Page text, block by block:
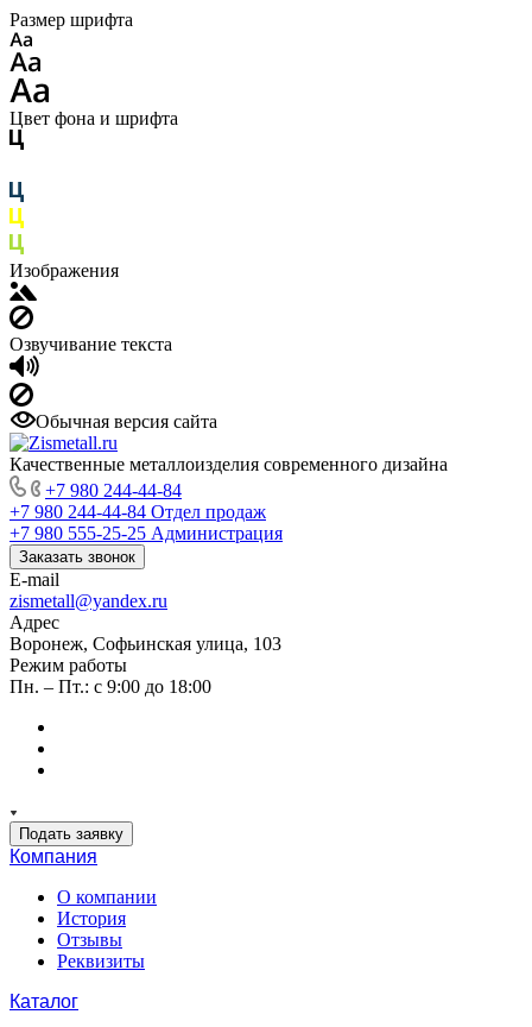
Размер шрифта
Цвет фона и шрифта
Изображения
Озвучивание текста
Обычная версия сайта
Качественные металлоизделия современного дизайна
+7 980 244-44-84
+7 980 244-44-84 Отдел продаж
+7 980 555-25-25 Администрация
Заказать звонок
E-mail
zismetall@yandex.ru
Адрес
Воронеж, Софьинская улица, 103
Режим работы
Пн. – Пт.: с 9:00 до 18:00
Подать заявку
Компания
О компании
История
Отзывы
Реквизиты
Каталог